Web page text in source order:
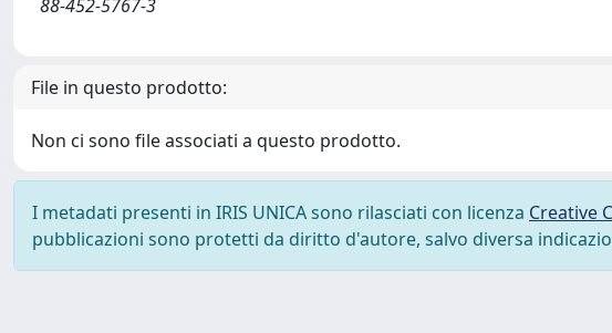
88-452-5767-3
File in questo prodotto:
Non ci sono file associati a questo prodotto.
I metadati presenti in IRIS UNICA sono rilasciati con licenza Creative
pubblicazioni sono protetti da diritto d'autore, salvo diversa